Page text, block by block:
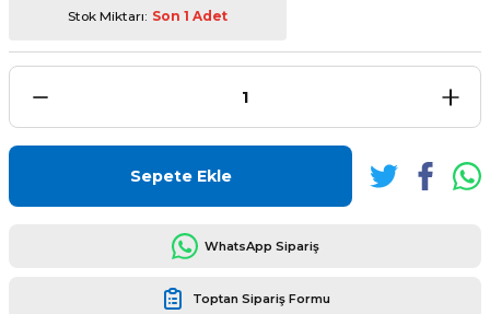
Stok Miktarı: Son 1 Adet
Sepete Ekle
WhatsApp Sipariş
Toptan Sipariş Formu